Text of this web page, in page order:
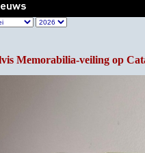
Memorabilia-veiling op